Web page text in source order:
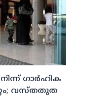
ഗാര്‍ഹിക
വസ്തതുത